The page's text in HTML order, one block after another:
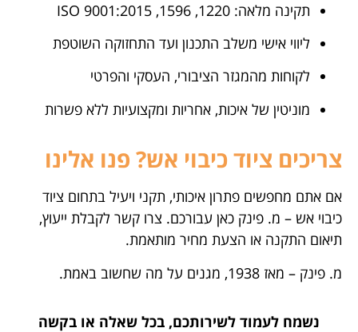
תקינה מלאה: 1220, 1596, ISO 9001:2015
ליווי אישי משלב התכנון ועד התחזוקה השוטפת
לקוחות מהמגזר הציבורי, העסקי והפרטי
מוניטין של איכות, אחריות ומקצועיות ללא פשרות
צריכים ציוד כיבוי אש? פנו אלינו
אם אתם מחפשים פתרון איכותי, תקני ויעיל בתחום ציוד
כיבוי אש – מ. פינק כאן עבורכם. צרו קשר לקבלת ייעוץ,
תיאום התקנה או הצעת מחיר מותאמת.
מ. פינק – מאז 1938, מגנים על מה שחשוב באמת.
נשמח לעמוד לשירותכם, בכל שאלה או בקשה